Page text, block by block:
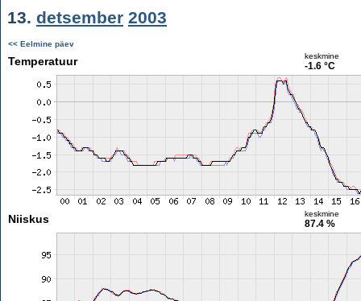
13. detsember 2003
<< Eelmine päev
Temperatuur keskmine
-1.6 °C
Niiskus keskmine
87.4 %